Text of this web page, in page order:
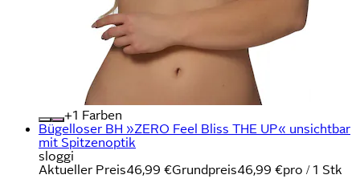
+
Farben
Bügelloser BH »ZERO Feel Bliss THE UP« unsichtbar
mit Spitzenoptik
sloggi
Aktueller Preis46,99 €Grundpreis46,99 €pro / 1 Stk